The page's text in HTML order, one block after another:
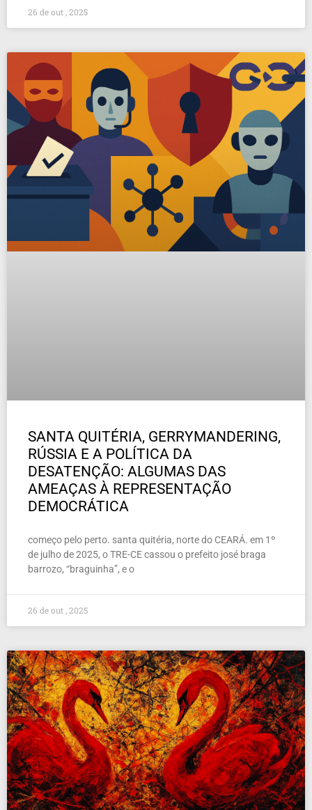
26 de out , 2025
SANTA QUITÉRIA, GERRYMANDERING,
RÚSSIA E A POLÍTICA DA
DESATENÇÃO: ALGUMAS DAS
AMEAÇAS À REPRESENTAÇÃO
DEMOCRÁTICA
começo pelo perto. santa quitéria, norte do CEARÁ. em 1º
de julho de 2025, o TRE-CE cassou o prefeito josé braga
barrozo, “braguinha”, e o
26 de out , 2025